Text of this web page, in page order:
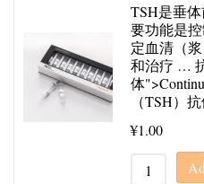
TSH是垂
要功能是
定血清（
和治疗 …
体
（TSH）
¥1.00